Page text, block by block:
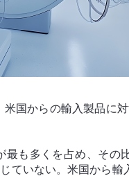
国からの輸入製品に
も多くを占め、その
ていない。米国から輸